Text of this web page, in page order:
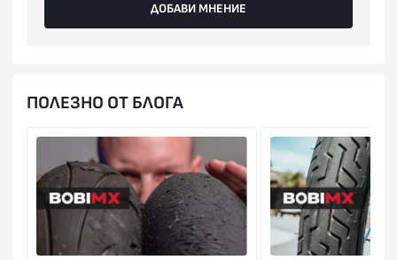
ДОБАВИ МНЕНИЕ
ПОЛЕЗНО ОТ БЛОГА